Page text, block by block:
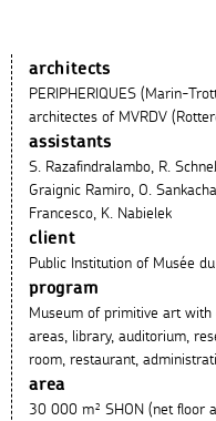
architects
PERIPHERIQUES (Marin-
architectes of MVRDV
assistants
S. Razafindralambo, R.
Graignic Ramiro, O.
Francesco, K. Nabielek
client
Public Institution of Musée
program
Museum of primitive art with
areas, library, auditorium,
room, restaurant,
area
30 000 m² SHON (net floor